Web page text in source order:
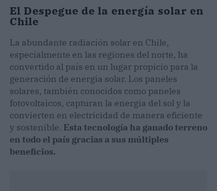
El Despegue de la energía solar en
Chile
La abundante radiación solar en Chile,
especialmente en las regiones del norte, ha
convertido al país en un lugar propicio para la
generación de energía solar. Los paneles
solares, también conocidos como paneles
fotovoltaicos, capturan la energía del sol y la
convierten en electricidad de manera eficiente
y sostenible. Esta tecnología ha ganado terreno
en todo el país gracias a sus múltiples
beneficios.